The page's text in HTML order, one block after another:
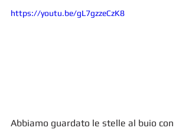
https://youtu.be/gL7gzzeCzK8
Abbiamo guardato le stelle al buio con